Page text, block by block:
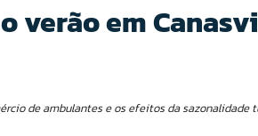
verão em
de ambulantes e os efeitos da sazonalidade